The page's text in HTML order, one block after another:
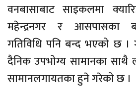
वनबासाबाट साइकलमा
महेन्द्रनगर र आसपासका
गतिविधि पनि बन्द भएको छ ।
दैनिक उपभोग्य सामानका साथै
सामानलगायतका हुने गरेको छ ।